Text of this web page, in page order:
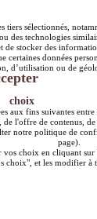
tiers sélectionnés,
des technologies
de stocker des
certaines données
d’utilisation ou de
choix
aux fins suivantes
de l'offre de contenus,
notre politique de
page).
vos choix en cliquant
choix", et les modifier à